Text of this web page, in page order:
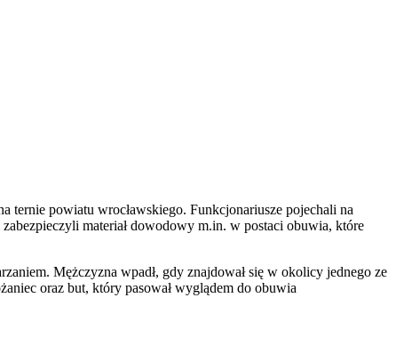
ternie powiatu wrocławskiego. Funkcjonariusze pojechali na
materiał dowodowy m.in. w postaci obuwia, które
Mężczyzna wpadł, gdy znajdował się w okolicy jednego ze
oraz but, który pasował wyglądem do obuwia